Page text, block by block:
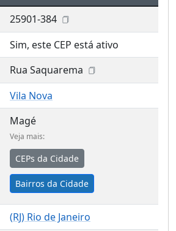
25901-384
Sim, este CEP está ativo
Rua Saquarema
Vila Nova
Magé
Veja mais:
CEPs da Cidade
Bairros da Cidade
(RJ) Rio de Janeiro